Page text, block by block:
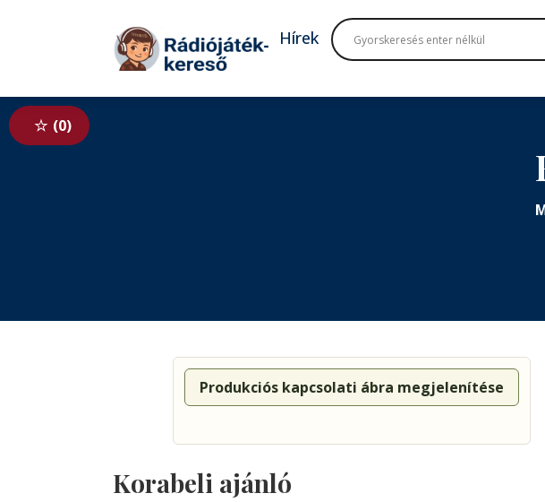
Tovább a tartalomhoz
Hírek
0
Produkciós kapcsolati ábra megjelenítése
Korabeli ajánló